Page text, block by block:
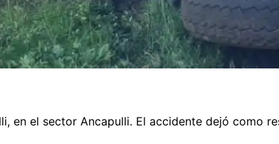
en el sector Ancapulli. El accidente dejó como